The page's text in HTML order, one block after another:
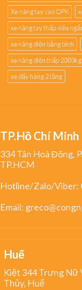
Xe nâng tay cao OPK
xe nâng tay thấp siêu
xe nâng điện bằng bình
xe nâng điện thấp
xe đẩy hàng 2 tầng
TP.Hồ Chí Minh
334 Tân Hoà Đông,
TP.HCM
Hotline/Zalo/Viber:
Email:
Huế
Kiệt 344 Trưng Nữ
Thủy, Huế